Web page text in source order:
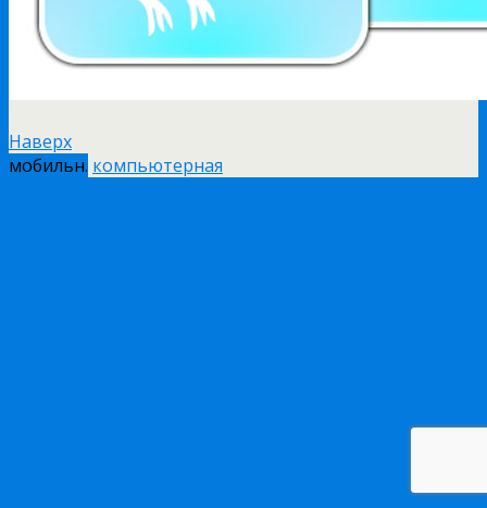
Наверх
мобильн. компьютерная